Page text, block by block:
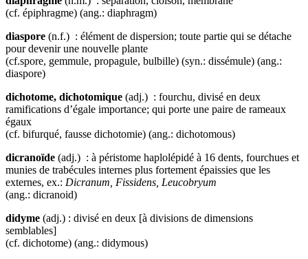
(cf. épiphragme) (ang.: diaphragm)
diaspore (n.f.) : élément de dispersion; toute partie qui se détache
pour devenir une nouvelle plante
(cf.spore, gemmule, propagule, bulbille) (syn.: dissémule) (ang.:
diaspore)
dichotome, dichotomique (adj.) : fourchu, divisé en deux
ramifications d’égale importance; qui porte une paire de rameaux
égaux
(cf. bifurqué, fausse dichotomie) (ang.: dichotomous)
dicranoïde (adj.) : à péristome haplolépidé à 16 dents, fourchues et
munies de trabécules internes plus fortement épaissies que les
externes, ex.: Dicranum, Fissidens, Leucobryum
(ang.: dicranoid)
didyme (adj.) : divisé en deux [à divisions de dimensions
semblables]
(cf. dichotome) (ang.: didymous)